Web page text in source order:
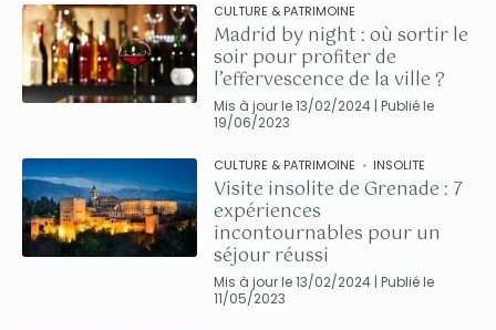
CULTURE & PATRIMOINE
Madrid by night : où sortir le
soir pour profiter de
l’effervescence de la ville ?
Mis à jour le 13/02/2024 | Publié le
19/06/2023
CULTURE & PATRIMOINE INSOLITE
Visite insolite de Grenade : 7
expériences
incontournables pour un
séjour réussi
Mis à jour le 13/02/2024 | Publié le
11/05/2023